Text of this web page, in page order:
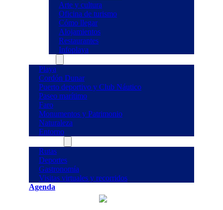
Arte y cultura
Oficina de turismo
Cómo llegar
Alojamientos
Restaurantes
Infoplaya
Playa
Cordón Dunar
Puerto deportivo y Club Náutico
Paseo marítimo
Faro
Monumentos y Patrimonio
Naturaleza
Entorno
Rutas
Deportes
Gastronomía
Visitas virtuales y recorridos
Agenda